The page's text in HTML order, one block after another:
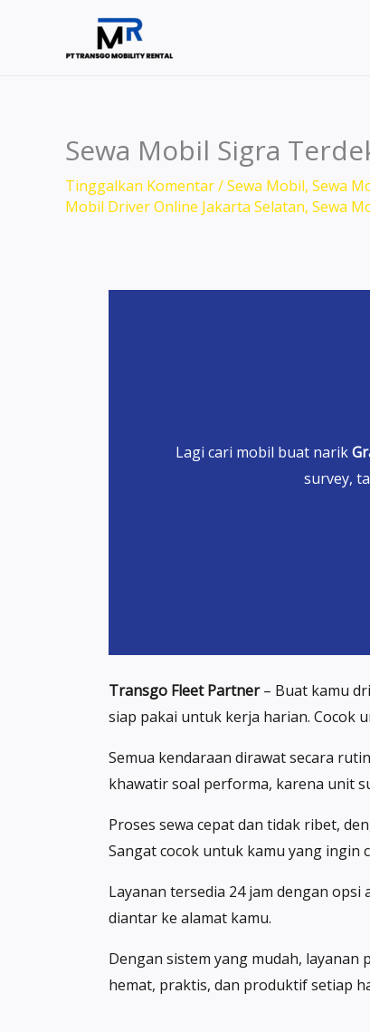
Sewa Mobil Sigra
Tinggalkan Komentar/Sewa Mobil, Sewa
Mobil Driver Online Jakarta Selatan, Sewa
Lagi cari mobil buat narik
survey,
Transgo Fleet Partner– Buat kamu
siap pakai untuk kerja harian. Cocok
Semua kendaraan dirawat secara
khawatir soal performa, karena unit
Proses sewa cepat dan tidak ribet,
Sangat cocok untuk kamu yang ingin
Layanan tersedia 24 jam dengan
diantar ke alamat kamu.
Dengan sistem yang mudah,
hemat, praktis, dan produktif setiap